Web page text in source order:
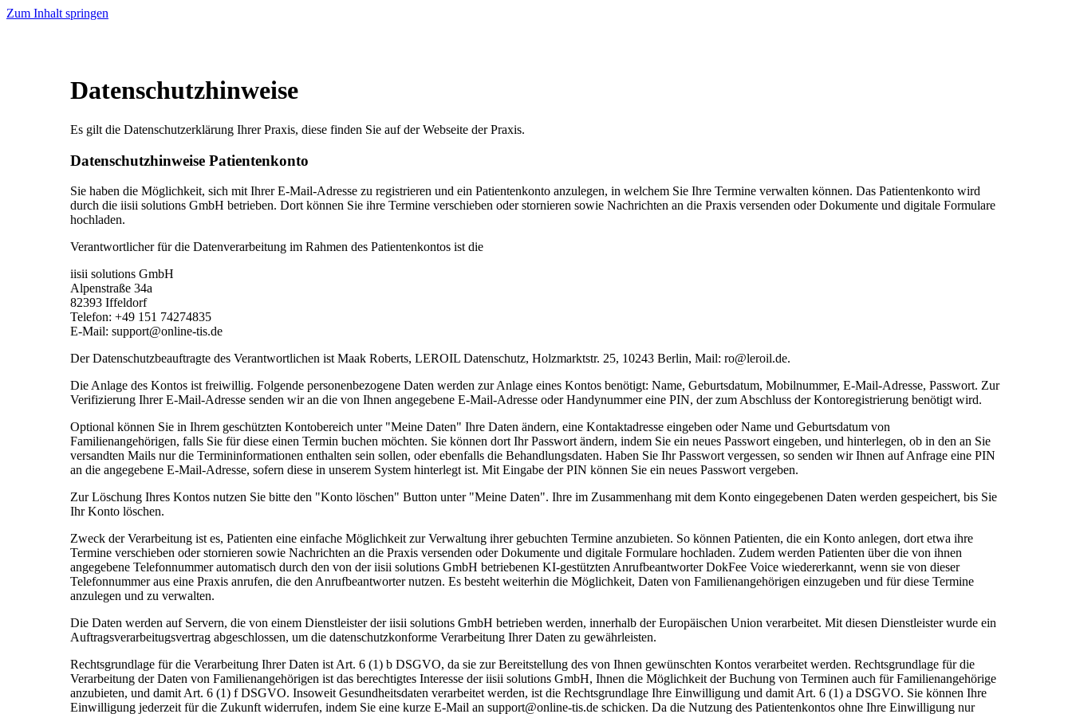
Zum Inhalt springen
Datenschutzhinweise
Es gilt die Datenschutzerklärung Ihrer Praxis, diese finden Sie auf der Webseite der Praxis.
Datenschutzhinweise Patientenkonto
Sie haben die Möglichkeit, sich mit Ihrer E-Mail-Adresse zu registrieren und ein Patientenkonto anzulegen, in welchem Sie Ihre Termine verwalten können. Das Patientenkonto wird
durch die iisii solutions GmbH betrieben. Dort können Sie ihre Termine verschieben oder stornieren sowie Nachrichten an die Praxis versenden oder Dokumente und digitale Formulare
hochladen.
Verantwortlicher für die Datenverarbeitung im Rahmen des Patientenkontos ist die
iisii solutions GmbH
Alpenstraße 34a
82393 Iffeldorf
Telefon: +49 151 74274835
E-Mail: support@online-tis.de
Der Datenschutzbeauftragte des Verantwortlichen ist Maak Roberts, LEROIL Datenschutz, Holzmarktstr. 25, 10243 Berlin, Mail: ro@leroil.de.
Die Anlage des Kontos ist freiwillig. Folgende personenbezogene Daten werden zur Anlage eines Kontos benötigt: Name, Geburtsdatum, Mobilnummer, E-Mail-Adresse, Passwort. Zur
Verifizierung Ihrer E-Mail-Adresse senden wir an die von Ihnen angegebene E-Mail-Adresse oder Handynummer eine PIN, der zum Abschluss der Kontoregistrierung benötigt wird.
Optional können Sie in Ihrem geschützten Kontobereich unter "Meine Daten" Ihre Daten ändern, eine Kontaktadresse eingeben oder Name und Geburtsdatum von
Familienangehörigen, falls Sie für diese einen Termin buchen möchten. Sie können dort Ihr Passwort ändern, indem Sie ein neues Passwort eingeben, und hinterlegen, ob in den an Sie
versandten Mails nur die Termininformationen enthalten sein sollen, oder ebenfalls die Behandlungsdaten. Haben Sie Ihr Passwort vergessen, so senden wir Ihnen auf Anfrage eine PIN
an die angegebene E-Mail-Adresse, sofern diese in unserem System hinterlegt ist. Mit Eingabe der PIN können Sie ein neues Passwort vergeben.
Zur Löschung Ihres Kontos nutzen Sie bitte den "Konto löschen" Button unter "Meine Daten". Ihre im Zusammenhang mit dem Konto eingegebenen Daten werden gespeichert, bis Sie
Ihr Konto löschen.
Zweck der Verarbeitung ist es, Patienten eine einfache Möglichkeit zur Verwaltung ihrer gebuchten Termine anzubieten. So können Patienten, die ein Konto anlegen, dort etwa ihre
Termine verschieben oder stornieren sowie Nachrichten an die Praxis versenden oder Dokumente und digitale Formulare hochladen. Zudem werden Patienten über die von ihnen
angegebene Telefonnummer automatisch durch den von der iisii solutions GmbH betriebenen KI-gestützten Anrufbeantworter DokFee Voice wiedererkannt, wenn sie von dieser
Telefonnummer aus eine Praxis anrufen, die den Anrufbeantworter nutzen. Es besteht weiterhin die Möglichkeit, Daten von Familienangehörigen einzugeben und für diese Termine
anzulegen und zu verwalten.
Die Daten werden auf Servern, die von einem Dienstleister der iisii solutions GmbH betrieben werden, innerhalb der Europäischen Union verarbeitet. Mit diesen Dienstleister wurde ein
Auftragsverarbeitugsvertrag abgeschlossen, um die datenschutzkonforme Verarbeitung Ihrer Daten zu gewährleisten.
Rechtsgrundlage für die Verarbeitung Ihrer Daten ist Art. 6 (1) b DSGVO, da sie zur Bereitstellung des von Ihnen gewünschten Kontos verarbeitet werden. Rechtsgrundlage für die
Verarbeitung der Daten von Familienangehörigen ist das berechtigtes Interesse der iisii solutions GmbH, Ihnen die Möglichkeit der Buchung von Terminen auch für Familienangehörige
anzubieten, und damit Art. 6 (1) f DSGVO. Insoweit Gesundheitsdaten verarbeitet werden, ist die Rechtsgrundlage Ihre Einwilligung und damit Art. 6 (1) a DSGVO. Sie können Ihre
Einwilligung jederzeit für die Zukunft widerrufen, indem Sie eine kurze E-Mail an support@online-tis.de schicken. Da die Nutzung des Patientenkontos ohne Ihre Einwilligung nur